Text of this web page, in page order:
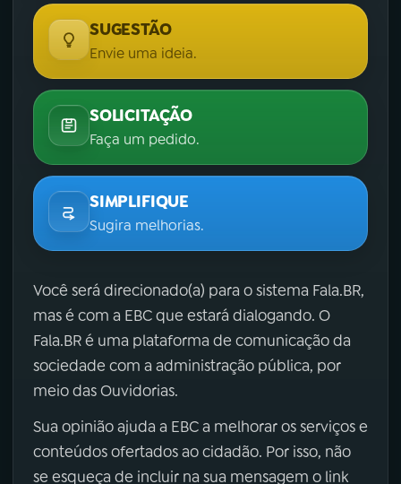
SUGESTÃO
Envie uma ideia.
SOLICITAÇÃO
Faça um pedido.
SIMPLIFIQUE
Sugira melhorias.
Você será direcionado(a) para o sistema Fala.BR,
mas é com a EBC que estará dialogando. O
Fala.BR é uma plataforma de comunicação da
sociedade com a administração pública, por
meio das Ouvidorias.
Sua opinião ajuda a EBC a melhorar os serviços e
conteúdos ofertados ao cidadão. Por isso, não
se esqueça de incluir na sua mensagem o link